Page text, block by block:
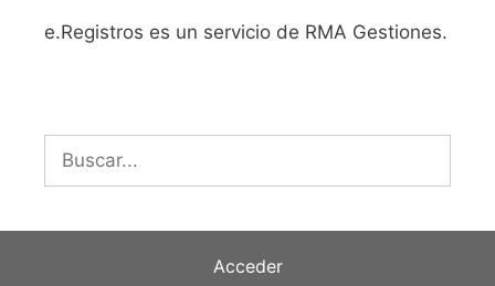
e.Registros es un servicio de RMA Gestiones.
Buscar:
Acceder